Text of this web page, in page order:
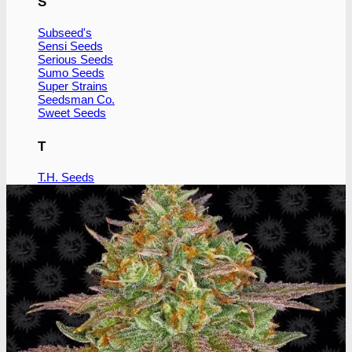
Subseed's
Sensi Seeds
Serious Seeds
Sumo Seeds
Super Strains
Seedsman Co.
Sweet Seeds
T
T.H. Seeds
P
Pyramid seeds
V
Vision Seeds
W